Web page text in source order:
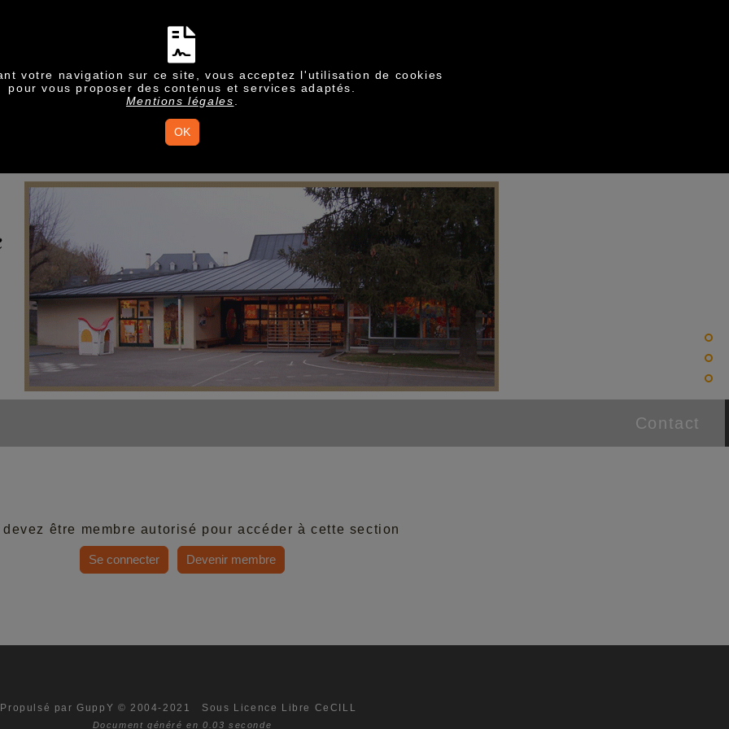
votre navigation sur ce site, vous acceptez l'utilisation de cookies
pour vous proposer des contenus et services adaptés.
Mentions légales
OK
Contact
devez être membre autorisé pour accéder à cette section
Se connecter Devenir membre
Propulsé par GuppY © 2004-2021 Sous Licence Libre CeCILL
Document généré en 0.03 seconde